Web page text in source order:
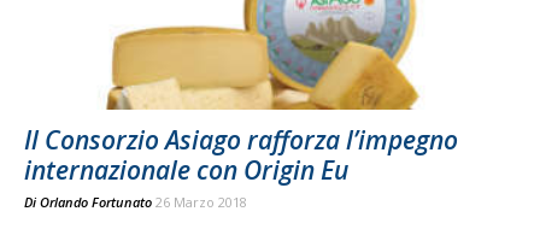
Il Consorzio Asiago rafforza l’impegno
internazionale con Origin Eu
Di Orlando Fortunato 26 Marzo 2018